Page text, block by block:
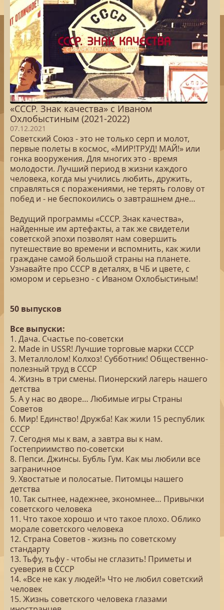
«СССР. Знак качества» с Иваном
Охлобыстиным (2021-2022)
07.12.2021
Советский Союз - это не только серп и молот,
первые полеты в космос, «МИР!ТРУД! МАЙ!» или
гонка вооружения. Для многих это - время
молодости. Лучший период в жизни каждого
человека, когда мы учились любить, дружить,
справляться с поражениями, не терять голову от
побед и - не беспокоились о завтрашнем дне…
Ведущий программы «СССР. Знак качества»,
найденные им артефакты, а так же свидетели
советской эпохи позволят нам совершить
путешествие во времени и вспомнить, как жили
граждане самой большой страны на планете.
Узнавайте про СССР в деталях, в ЧБ и цвете, с
юмором и серьезно - с Иваном Охлобыстиным!
50 выпусков
Все выпуски:
1. Дача. Счастье по-советски
2. Made in USSR! Лучшие торговые марки СССР
3. Металлолом! Колхоз! Субботник! Общественно-
полезный труд в СССР
4. Жизнь в три смены. Пионерский лагерь нашего
детства
5. А у нас во дворе… Любимые игры Страны
Советов
6. Мир! Единство! Дружба! Как жили 15 республик
СССР
7. Сегодня мы к вам, а завтра вы к нам.
Гостеприимство по-советски
8. Пепси. Джинсы. Бубль Гум. Как мы любили все
заграничное
9. Хвостатые и полосатые. Питомцы нашего
детства
10. Так сытнее, надежнее, экономнее… Привычки
советского человека
11. Что такое хорошо и что такое плохо. Облико
морале советского человека
12. Страна Советов - жизнь по советскому
стандарту
13. Тьфу, тьфу - чтобы не сглазить! Приметы и
суеверия в СССР
14. «Все не как у людей!» Что не любил советский
человек
15. Жизнь советского человека глазами